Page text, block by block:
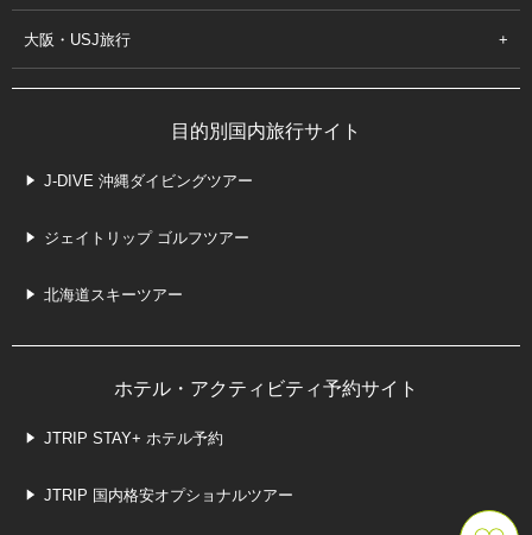
大阪・USJ旅行
目的別国内旅行サイト
J-DIVE 沖縄ダイビングツアー
ジェイトリップ ゴルフツアー
北海道スキーツアー
ホテル・アクティビティ予約サイト
JTRIP STAY+ ホテル予約
JTRIP 国内格安オプショナルツアー